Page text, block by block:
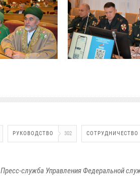
РУКОВОДСТВО 302 СОТРУДНИЧЕСТВО
Пресс-служба Управления Федеральной